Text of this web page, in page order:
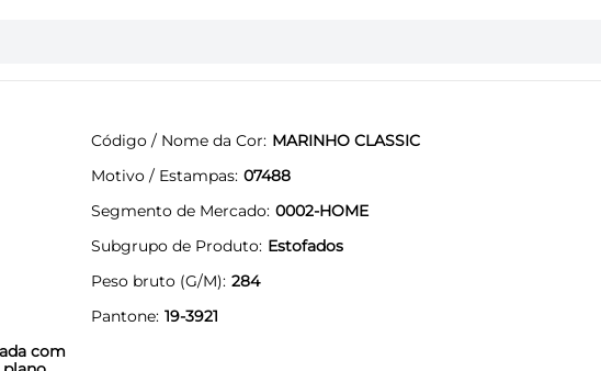
Código / Nome da Cor MARINHO CLASSIC
Motivo / Estampas 07488
Segmento de Mercado 0002-HOME
Subgrupo de Produto Estofados
Peso bruto (G/M) 284
Pantone 19-3921
com